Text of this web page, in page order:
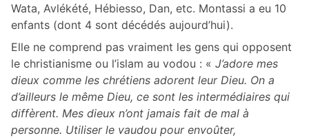
Wata, Avlékété, Hébiesso, Dan, etc. Montassi a eu 10
enfants (dont 4 sont décédés aujourd’hui).
Elle ne comprend pas vraiment les gens qui opposent
le christianisme ou l’islam au vodou : « J’adore mes
dieux comme les chrétiens adorent leur Dieu. On a
d’ailleurs le même Dieu, ce sont les intermédiaires qui
diffèrent. Mes dieux n’ont jamais fait de mal à
personne. Utiliser le vaudou pour envoûter,